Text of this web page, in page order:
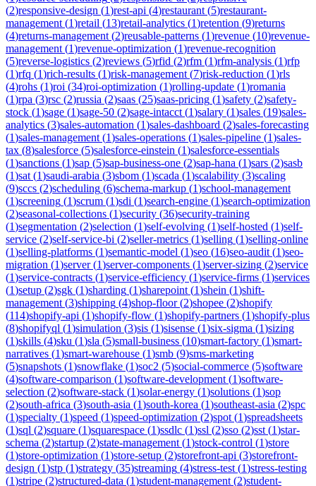
(2)responsive-design (1)rest-api (4)restaurant (5)restaurant-
management (1)retail (13)retail-analytics (1)retention (9)returns
(4)returns-management (2)reusable-patterns (1)revenue (10)revenue-
management (1)revenue-optimization (1)revenue-recognition
(5)reverse-logistics (2)reviews (5)rfid (2)rfm (1)rfm-analysis (1)rfp
(1)rfq (1)rich-results (1)risk-management (7)risk-reduction (1)rls
(4)rohs (1)roi (34)roi-optimization (1)rolling-update (1)romania
(1)rpa (3)rsc (2)russia (2)saas (25)saas-pricing (1)safety (2)safety-
stock (1)sage (1)sage-50 (2)sage-intacct (1)salary (1)sales (19)sales-
analytics (3)sales-automation (1)sales-dashboard (2)sales-forecasting
(1)sales-management (1)sales-operations (1)sales-pipeline (1)sales-
tax (8)salesforce (5)salesforce-einstein (1)salesforce-essentials
(1)sanctions (1)sap (5)sap-business-one (2)sap-hana (1)sars (2)sasb
(1)sat (1)saudi-arabia (3)sbom (1)scada (1)scalability (3)scaling
(9)sccs (2)scheduling (6)schema-markup (1)school-management
(1)screening (1)scrum (1)sdi (1)search-engine (1)search-optimization
(2)seasonal-collections (1)security (36)security-training
(1)segmentation (2)selection (1)self-evolving (1)self-hosted (1)self-
service (2)self-service-bi (2)seller-metrics (1)selling (1)selling-online
(1)selling-platforms (1)semantic-model (1)seo (16)seo-audit (1)seo-
migration (1)server(1)server-components (1)server-sizing (2)service
(1)service-contracts (1)service-efficiency (1)service-firms (1)services
(1)setup (2)sgk (1)sharding (1)sharepoint (1)shein (1)shift-
management (3)shipping (4)shop-floor(2)shopee (2)shopify
(114)shopify-api (1)shopify-flow (1)shopify-partners (1)shopify-plus
(8)shopifyql (1)simulation (3)sis (1)sisense (1)six-sigma (1)sizing
(1)skills (4)sku (1)sla (5)small-business (10)smart-factory (1)smart-
narratives (1)smart-warehouse (1)smb (9)sms-marketing
(5)snapshots (1)snowflake (1)soc2 (5)social-commerce (5)software
(4)software-comparison (1)software-development (1)software-
selection (2)software-stack (1)solar-energy (1)solutions (1)sop
(2)south-africa (3)south-asia (1)south-korea (1)southeast-asia (2)spc
(1)specialty (1)speed (1)speed-optimization (2)spot (1)spreadsheets
(1)sql (2)square (1)squarespace (1)ssdlc (1)ssl (2)sso (2)sst (1)star-
schema (2)startup (2)state-management (1)stock-control (1)store
(1)store-optimization (1)store-setup (2)storefront-api (3)storefront-
design (1)stp (1)strategy (35)streaming (4)stress-test (1)stress-testing
(1)stripe (2)structured-data (1)student-management (2)student-